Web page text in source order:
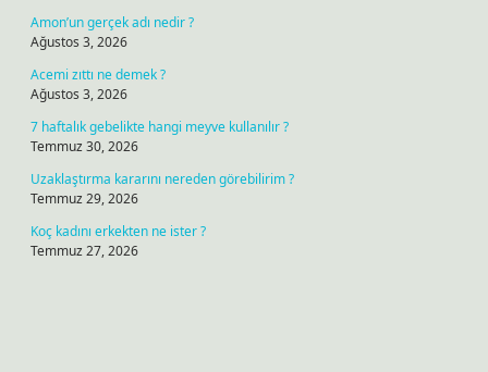
Amon’un gerçek adı nedir ?
Ağustos 3, 2026
Acemi zıttı ne demek ?
Ağustos 3, 2026
7 haftalık gebelikte hangi meyve kullanılır ?
Temmuz 30, 2026
Uzaklaştırma kararını nereden görebilirim ?
Temmuz 29, 2026
Koç kadını erkekten ne ister ?
Temmuz 27, 2026